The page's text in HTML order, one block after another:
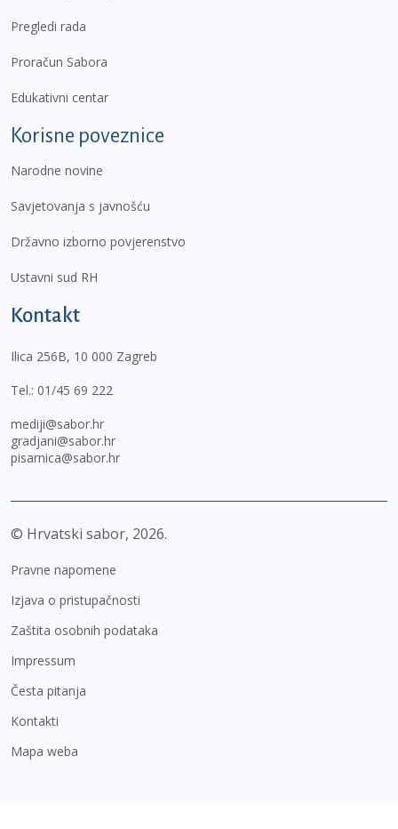
Pregledi rada
Proračun Sabora
Edukativni centar
Korisne poveznice
Narodne novine
Savjetovanja s javnošću
Državno izborno povjerenstvo
Ustavni sud RH
Kontakt
Ilica 256B, 10 000 Zagreb
Tel.: 01/45 69 222
mediji@sabor.hr
gradjani@sabor.hr
pisarnica@sabor.hr
© Hrvatski sabor, 2026
Pravne napomene
Izjava o pristupačnosti
Zaštita osobnih podataka
Impressum
Česta pitanja
Kontakti
Mapa weba